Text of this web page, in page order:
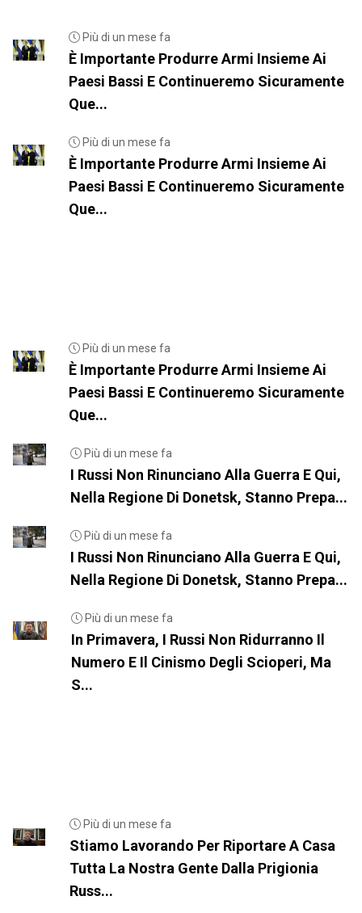
Più di un mese fa
È Importante Produrre Armi Insieme Ai
Paesi Bassi E Continueremo Sicuramente
Que...
Più di un mese fa
È Importante Produrre Armi Insieme Ai
Paesi Bassi E Continueremo Sicuramente
Que...
Più di un mese fa
È Importante Produrre Armi Insieme Ai
Paesi Bassi E Continueremo Sicuramente
Que...
Più di un mese fa
I Russi Non Rinunciano Alla Guerra E Qui,
Nella Regione Di Donetsk, Stanno Prepa...
Più di un mese fa
I Russi Non Rinunciano Alla Guerra E Qui,
Nella Regione Di Donetsk, Stanno Prepa...
Più di un mese fa
In Primavera, I Russi Non Ridurranno Il
Numero E Il Cinismo Degli Scioperi, Ma
S...
Più di un mese fa
Stiamo Lavorando Per Riportare A Casa
Tutta La Nostra Gente Dalla Prigionia
Russ...